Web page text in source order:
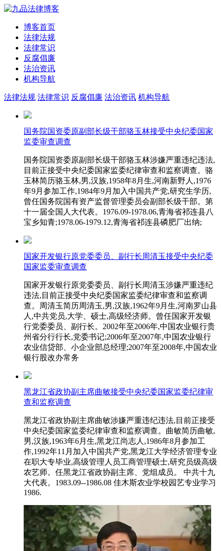
博客首页
法律法规
法律常识
反腐倡廉
法治资讯
机构导航
法律法规 法律常识 反腐倡廉 法治资讯 机构导航
国务院国资委原副部长级干部骆玉林接受中央纪委国家
监委审查调查
国务院国资委原副部长级干部骆玉林涉嫌严重违纪违法,
目前正接受中央纪委国家监委纪律审查和监察调查。骆
玉林简历骆玉林,男,汉族,1958年8月生,河南新野人,1976
年9月参加工作,1984年9月加入中国共产党,研究生学历,
曾任国务院国有资产监督管理委员会副部长级干部。第
十一届全国人大代表。1976.09-1978.06,青海省祁连县八
宝乡知青;1978.06-1979.12,青海省祁连县磷肥厂出纳;
国家开发银行原党委委员、副行长周清玉接受中央纪委
国家监委审查调查
国家开发银行原党委委员、副行长周清玉涉嫌严重违纪
违法,目前正接受中央纪委国家监委纪律审查和监察调
查。周清玉简历周清玉,男,汉族,1962年9月生,河南罗山县
人,中共党员,大学、硕士,高级经济师。曾任国家开发银
行党委委员、副行长。2002年至2006年,中国农业银行贵
州省分行行长,党委书记;2006年至2007年,中国农业银行
农业信贷部、小企业部总经理;2007年至2008年,中国农业
银行股改办常务
黑龙江省政协副主席曲敏接受中央纪委国家监委纪律审
查和监察调查
黑龙江省政协副主席曲敏涉嫌严重违纪违法,目前正接受
中央纪委国家监委纪律审查和监察调查。曲敏简历曲敏,
男,汉族,1963年6月生,黑龙江尚志人,1986年8月参加工
作,1992年11月加入中国共产党,黑龙江大学经济管理专业
在职大专毕业,高级管理人员工商管理硕士,研究员级高级
农艺师。任黑龙江省政协副主席、党组成员。 中共十九
大代表。1983.09--1986.08 佳木斯农业学校园艺专业学习
1986.